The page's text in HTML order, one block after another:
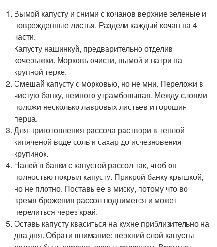
Вымой капусту и сними с кочанов верхние зеленые и
поврежденные листья. Раздели каждый кочан на 4
части.
Капусту нашинкуй, предварительно отделив
кочерыжки. Морковь очисти, вымой и натри на
крупной терке.
Смешай капусту с морковью, но не мни. Переложи в
чистую банку, немного утрамбовывая. Между слоями
положи несколько лавровых листьев и горошин
перца.
Для приготовления рассола раствори в теплой
кипяченой воде соль и сахар до исчезновения
крупинок.
Налей в банки с капустой рассол так, чтоб он
полностью покрыл капусту. Прикрой банку крышкой,
но не плотно. Поставь ее в миску, потому что во
время брожения рассол поднимется и может
перелиться через край.
Оставь капусту кваситься на кухне приблизительно на
два дня. Обрати внимание: верхний слой капусты